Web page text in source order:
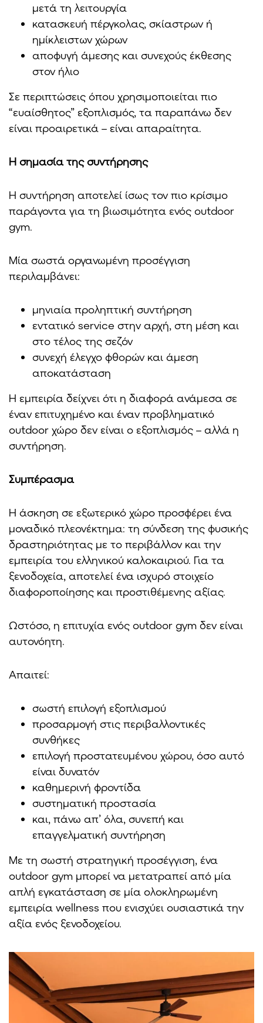
μετά τη λειτουργία
κατασκευή πέργκολας, σκίαστρων ή
ημίκλειστων χώρων
αποφυγή άμεσης και συνεχούς έκθεσης
στον ήλιο
Σε περιπτώσεις όπου χρησιμοποιείται πιο
“ευαίσθητος” εξοπλισμός, τα παραπάνω δεν
είναι προαιρετικά – είναι απαραίτητα.
Η σημασία της συντήρησης
Η συντήρηση αποτελεί ίσως τον πιο κρίσιμο
παράγοντα για τη βιωσιμότητα ενός outdoor
gym.
Μία σωστά οργανωμένη προσέγγιση
περιλαμβάνει:
μηνιαία προληπτική συντήρηση
εντατικό service στην αρχή, στη μέση και
στο τέλος της σεζόν
συνεχή έλεγχο φθορών και άμεση
αποκατάσταση
Η εμπειρία δείχνει ότι η διαφορά ανάμεσα σε
έναν επιτυχημένο και έναν προβληματικό
outdoor χώρο δεν είναι ο εξοπλισμός – αλλά η
συντήρηση.
Συμπέρασμα
Η άσκηση σε εξωτερικό χώρο προσφέρει ένα
μοναδικό πλεονέκτημα: τη σύνδεση της φυσικής
δραστηριότητας με το περιβάλλον και την
εμπειρία του ελληνικού καλοκαιριού. Για τα
ξενοδοχεία, αποτελεί ένα ισχυρό στοιχείο
διαφοροποίησης και προστιθέμενης αξίας.
Ωστόσο, η επιτυχία ενός outdoor gym δεν είναι
αυτονόητη.
Απαιτεί:
σωστή επιλογή εξοπλισμού
προσαρμογή στις περιβαλλοντικές
συνθήκες
επιλογή προστατευμένου χώρου, όσο αυτό
είναι δυνατόν
καθημερινή φροντίδα
συστηματική προστασία
και, πάνω απ’ όλα, συνεπή και
επαγγελματική συντήρηση
Με τη σωστή στρατηγική προσέγγιση, ένα
outdoor gym μπορεί να μετατραπεί από μία
απλή εγκατάσταση σε μία ολοκληρωμένη
εμπειρία wellness που ενισχύει ουσιαστικά την
αξία ενός ξενοδοχείου.